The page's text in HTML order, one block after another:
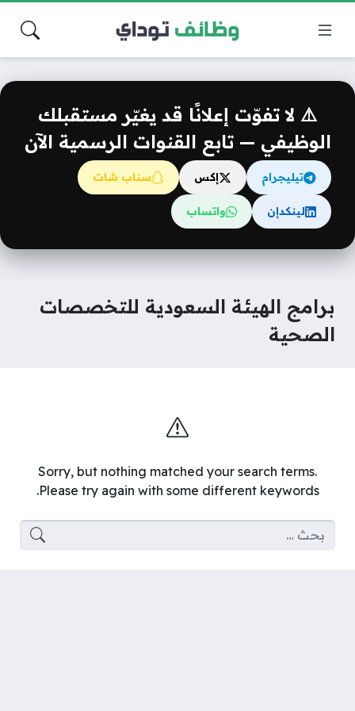
⚠️ لا تفوّت إعلانًا قد يغيّر مستقبلك
الوظيفي — تابع القنوات الرسمية الآن
تيليجرام إكس سناب شات
لينكدإن واتساب
برامج الهيئة السعودية للتخصصات
الصحية
Sorry, but nothing matched your search terms.
Please try again with some different keywords.